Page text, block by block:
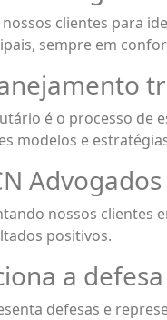
clientes para
sempre em
é o processo de
modelos e
nossos clientes
positivos.
a
defesas e